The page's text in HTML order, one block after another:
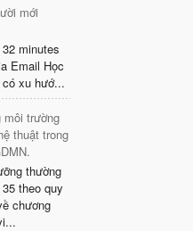
mới
minutes
Email Học
xu hướ...
môi trường
thuật trong
thường
theo quy
chương